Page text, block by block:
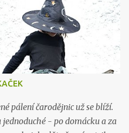
jsme to přežili a já mám pro
potřebovat: 2 m látky (bavlna,
spodní a horní část,
2 m rouna 150 cm šíře (já
můžete mít třeba ovčí rouno)
dutého vlákna, ovčího
střih na internetu, ale
pálení čarodějnic už se blíží.
- po domácku a za